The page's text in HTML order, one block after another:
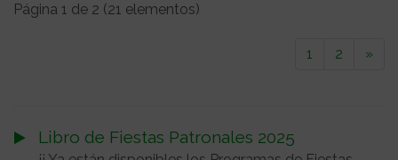
Página 1 de 2 (21 elementos)
1 2 »
Libro de Fiestas Patronales 2025